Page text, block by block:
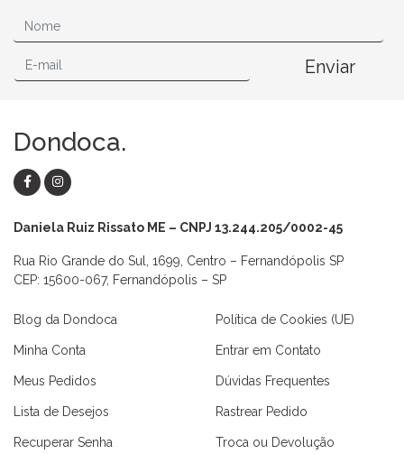
Enviar
Dondoca.
Daniela Ruiz Rissato ME – CNPJ 13.244.205/0002-45
Rua Rio Grande do Sul, 1699, Centro – Fernandópolis SP
CEP: 15600-067, Fernandópolis – SP
Blog da Dondoca
Minha Conta
Meus Pedidos
Lista de Desejos
Recuperar Senha
Política de Cookies (UE)
Entrar em Contato
Dúvidas Frequentes
Rastrear Pedido
Troca ou Devolução